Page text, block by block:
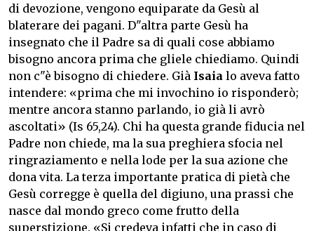
di devozione, vengono equiparate da Gesù al
blaterare dei pagani. D"altra parte Gesù ha
insegnato che il Padre sa di quali cose abbiamo
bisogno ancora prima che gliele chiediamo. Quindi
non c"è bisogno di chiedere. Già Isaia lo aveva fatto
intendere: «prima che mi invochino io risponderò;
mentre ancora stanno parlando, io già li avrò
ascoltati» (Is 65,24). Chi ha questa grande fiducia nel
Padre non chiede, ma la sua preghiera sfocia nel
ringraziamento e nella lode per la sua azione che
dona vita. La terza importante pratica di pietà che
Gesù corregge è quella del digiuno, una prassi che
nasce dal mondo greco come frutto della
superstizione. «Si credeva infatti che in caso di